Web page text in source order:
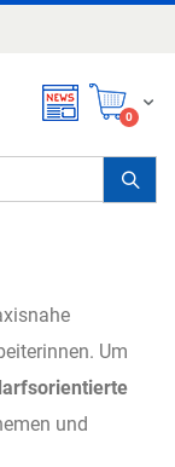
0items
Um
und